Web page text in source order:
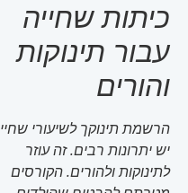
כיתות שחייה
עבור תינוקות
והורים
הרשמת תינוקך לשיעורי שחייה
יש יתרונות רבים. זה עוזר
לתינוקות ולהורים. הקורסים